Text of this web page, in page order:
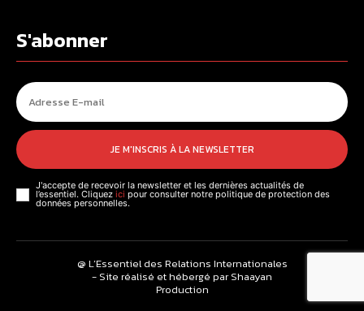
4,00 €
S'abonner
JE M'INSCRIS À LA NEWSLETTER
J'accepte de recevoir la newsletter et les dernières actualités de
l’essentiel. Cliquez ici pour consulter notre politique de protection des
données personnelles.
@ L’Essentiel des Relations Internationales
- Site réalisé et hébergé par Shaayan
Production